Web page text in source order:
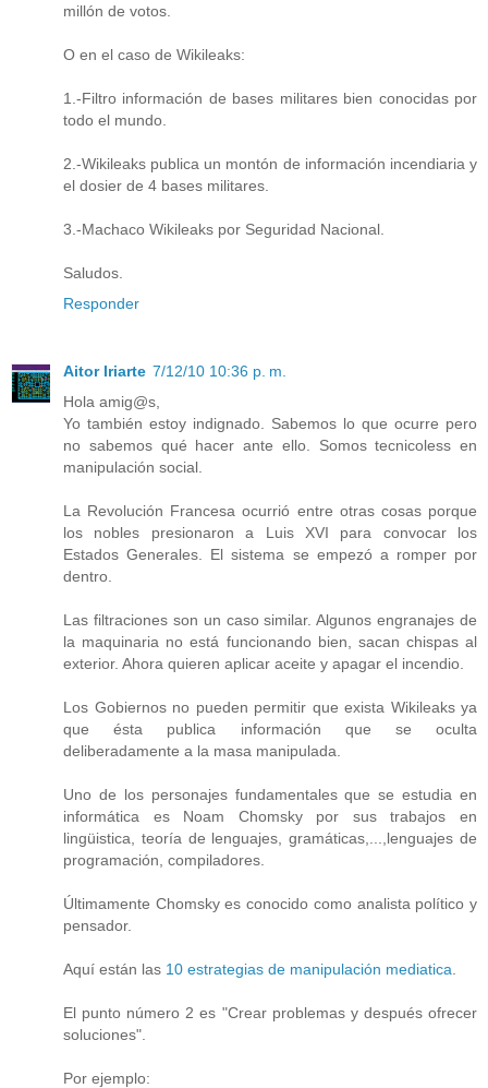
millón de votos.
O en el caso de Wikileaks:
1.-Filtro información de bases militares bien conocidas por
todo el mundo.
2.-Wikileaks publica un montón de información incendiaria y
el dosier de 4 bases militares.
3.-Machaco Wikileaks por Seguridad Nacional.
Saludos.
Responder
Aitor Iriarte 7/12/10 10:36 p. m.
Hola amig@s,
Yo también estoy indignado. Sabemos lo que ocurre pero
no sabemos qué hacer ante ello. Somos tecnicoless en
manipulación social.
La Revolución Francesa ocurrió entre otras cosas porque
los nobles presionaron a Luis XVI para convocar los
Estados Generales. El sistema se empezó a romper por
dentro.
Las filtraciones son un caso similar. Algunos engranajes de
la maquinaria no está funcionando bien, sacan chispas al
exterior. Ahora quieren aplicar aceite y apagar el incendio.
Los Gobiernos no pueden permitir que exista Wikileaks ya
que ésta publica información que se oculta
deliberadamente a la masa manipulada.
Uno de los personajes fundamentales que se estudia en
informática es Noam Chomsky por sus trabajos en
lingüistica, teoría de lenguajes, gramáticas,...,lenguajes de
programación, compiladores.
Últimamente Chomsky es conocido como analista político y
pensador.
Aquí están las 10 estrategias de manipulación mediatica
El punto número 2 es "Crear problemas y después ofrecer
soluciones".
Por ejemplo: